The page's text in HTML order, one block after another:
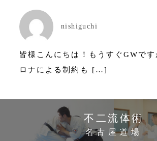
nishiguchi
皆様こんにちは！もうすぐGWです
ロナによる制約も […]
不二流体術
名古屋道場